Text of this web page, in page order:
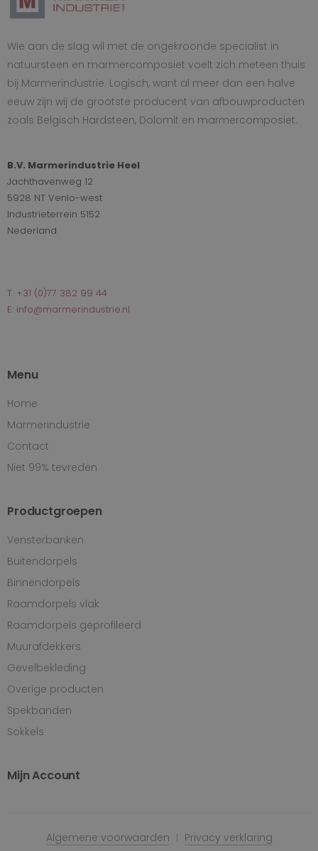
Wie aan de slag wil met de ongekroonde specialist in
natuursteen en marmercomposiet voelt zich meteen thuis
bij Marmerindustrie. Logisch, want al meer dan een halve
eeuw zijn wij de grootste producent van afbouwproducten
zoals Belgisch Hardsteen, Dolomit en marmercomposiet.
B.V. Marmerindustrie Heel
Jachthavenweg 12
5928 NT Venlo-west
Industrieterrein 5152
Nederland
T: +31 (0)77 382 99 44
E: info@marmerindustrie.nl
Menu
Home
Marmerindustrie
Contact
Niet 99% tevreden
Productgroepen
Vensterbanken
Buitendorpels
Binnendorpels
Raamdorpels vlak
Raamdorpels geprofileerd
Muurafdekkers
Gevelbekleding
Overige producten
Spekbanden
Sokkels
Mijn Account
Algemene voorwaarden Privacy verklaring